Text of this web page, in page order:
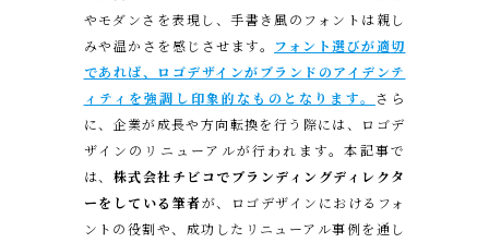
やモダンさを表現し、手書き風のフォントは親し
みや温かさを感じさせます。
フォント選びが適切
であれば、ロゴデザインがブランドのアイデンテ
ィティを強調し印象的なものとなります。 さら
に、企業が成長や方向転換を行う際には、ロゴデ
ザインのリニューアルが行われます。本記事で
は、 株式会社チビコでブランディングディレクタ
ーをしている筆者が、ロゴデザインにおけるフォ
ントの役割や、成功したリニューアル事例を通し